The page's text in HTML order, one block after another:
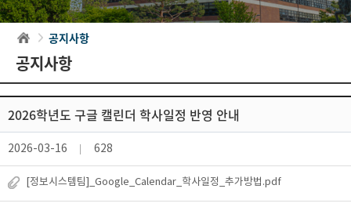
공지사항
공지사항
2026학년도 구글 캘린더 학사일정 반영 안내
2026-03-16 628
[정보시스템팀]_Google_Calendar_학사일정_추가방법.pdf